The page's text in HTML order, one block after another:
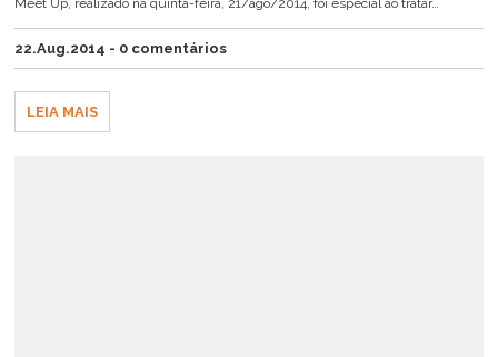
22.Aug.2014 - 0 comentários
LEIA MAIS